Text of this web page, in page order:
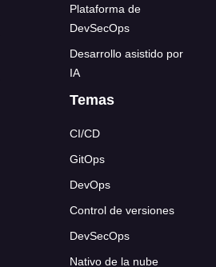
Plataforma de
DevSecOps
Desarrollo asistido por
IA
Temas
CI/CD
GitOps
DevOps
Control de versiones
DevSecOps
Nativo de la nube